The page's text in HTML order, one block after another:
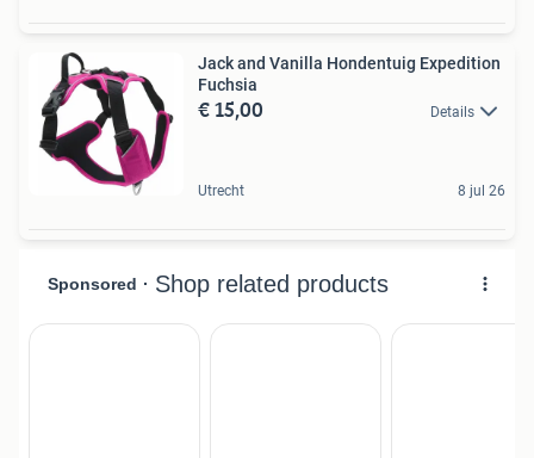
Jack and Vanilla Hondentuig Expedition
Fuchsia
€ 15,00 Details
Utrecht 8 jul 26